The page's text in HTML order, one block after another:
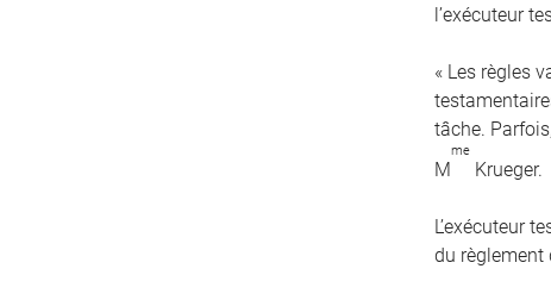
l’exécuteur
« Les règles
tâche.
M
me
Krueger.
L’exécuteur
du règlement